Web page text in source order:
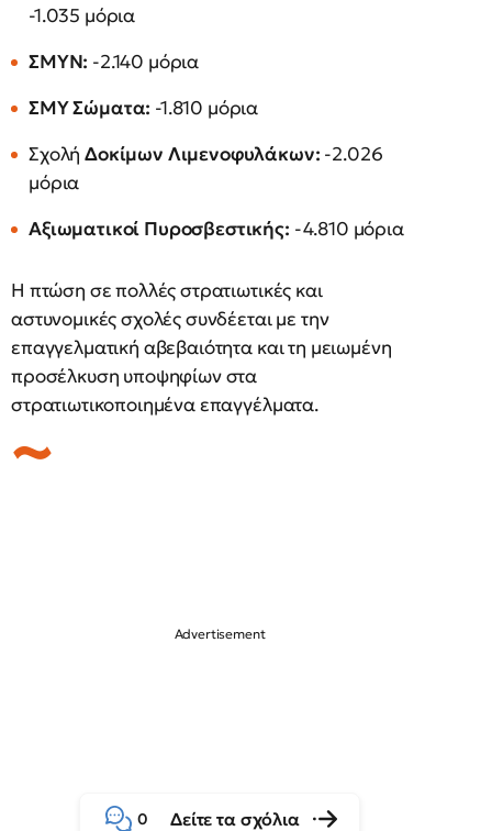
-1.035 μόρια
ΣΜΥΝ: -2.140 μόρια
ΣΜΥ Σώματα: -1.810 μόρια
ΣχολήΔοκίμων Λιμενοφυλάκων: -2.026
μόρια
Αξιωματικοί Πυροσβεστικής: -4.810 μόρια
Η πτώση σε πολλές στρατιωτικές και
αστυνομικές σχολές συνδέεται με την
επαγγελματική αβεβαιότητα και τη μειωμένη
προσέλκυση υποψηφίων στα
στρατιωτικοποιημένα επαγγέλματα.
0 Δείτε τα σχόλια